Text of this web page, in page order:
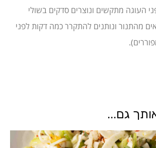
העוגה מתקשים ונוצרים סדקים בשולי
מהתנור ונותנים להתקרר כמה דקות לפני
גם...